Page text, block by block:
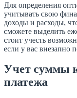
Для определения
учитывать свою
доходы и расходы,
сможете выделить
стоит учесть
если у вас внезапно
Учет суммы
платежа